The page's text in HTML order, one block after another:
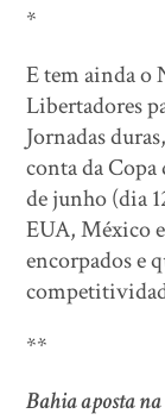
*
E tem ainda o
Libertadores
Jornadas
conta da
de junho (dia
EUA, México
encorpados e
**
Bahia aposta na